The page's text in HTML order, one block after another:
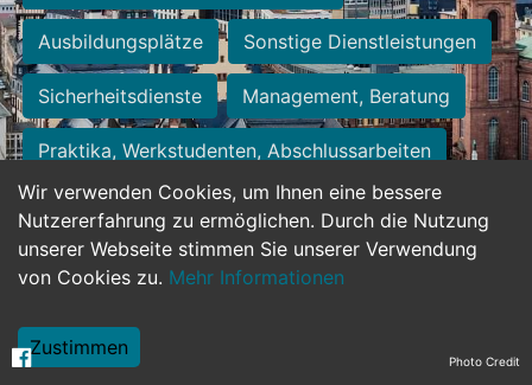
Wir verwenden Cookies, um Ihnen eine bessere
Nutzererfahrung zu ermöglichen. Durch die Nutzung
unserer Webseite stimmen Sie unserer Verwendung
von Cookies zu. Mehr Informationen
Zustimmen
Ausbildungsplätze Sonstige Dienstleistungen
Sicherheitsdienste Management, Beratung
Praktika, Werkstudenten, Abschlussarbeiten
Personalwesen Assistenz, Sekretariat
Hilfskräfte, Aushilfs- und Nebenjobs
Weiterbildung, Studium, duale Ausbildung Photo Credit